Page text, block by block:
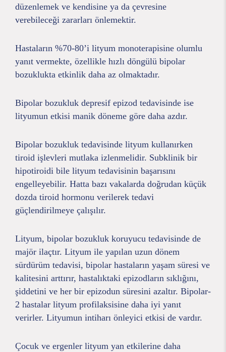
düzenlemek ve kendisine ya da çevresine
verebileceği zararları önlemektir.
Hastaların %70-80’i lityum monoterapisine olumlu
yanıt vermekte, özellikle hızlı döngülü bipolar
bozuklukta etkinlik daha az olmaktadır.
Bipolar bozukluk depresif epizod tedavisinde ise
lityumun etkisi manik döneme göre daha azdır.
Bipolar bozukluk tedavisinde lityum kullanırken
tiroid işlevleri mutlaka izlenmelidir. Subklinik bir
hipotiroidi bile lityum tedavisinin başarısını
engelleyebilir. Hatta bazı vakalarda doğrudan küçük
dozda tiroid hormonu verilerek tedavi
güçlendirilmeye çalışılır.
Lityum, bipolar bozukluk koruyucu tedavisinde de
majör ilaçtır. Lityum ile yapılan uzun dönem
sürdürüm tedavisi, bipolar hastaların yaşam süresi ve
kalitesini arttırır, hastalıktaki epizodların sıklığını,
şiddetini ve her bir epizodun süresini azaltır. Bipolar-
2 hastalar lityum profilaksisine daha iyi yanıt
verirler. Lityumun intiharı önleyici etkisi de vardır.
Çocuk ve ergenler lityum yan etkilerine daha